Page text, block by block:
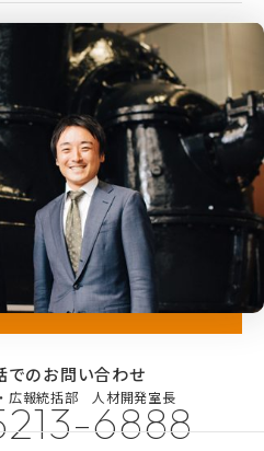
の進め方
み
リシー
ポリシー
料ダウンロード
お問い合わせ
でのお問い合わせ
6888
広報統括部 人材開発室長